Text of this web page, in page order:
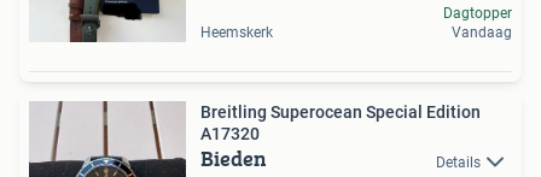
Heemskerk
Dagtopper
Vandaag
Breitling Superocean Special Edition
A17320
Bieden Details